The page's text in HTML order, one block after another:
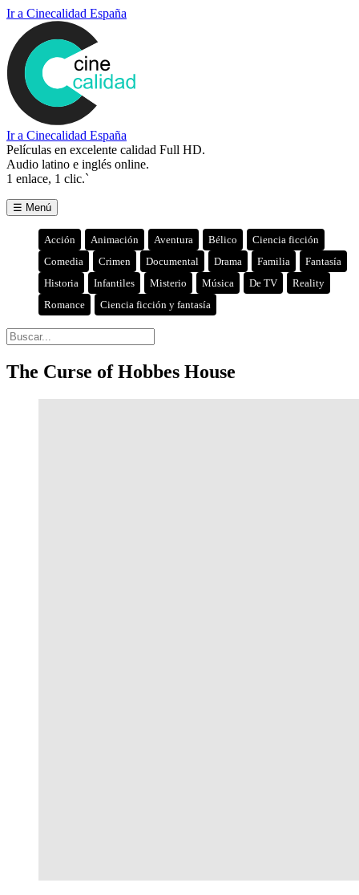
Ir a Cinecalidad España
Ir a Cinecalidad España
Películas en excelente calidad Full HD.
Audio latino e inglés online.
1 enlace, 1 clic.`
☰ Menú
Acción Animación Aventura Bélico
Ciencia ficción
Comedia
Crimen Documental Drama Familia
Fantasía
Historia
Infantiles Misterio Música De TV
Reality
Romance
Ciencia ficción y fantasía
The Curse of Hobbes House